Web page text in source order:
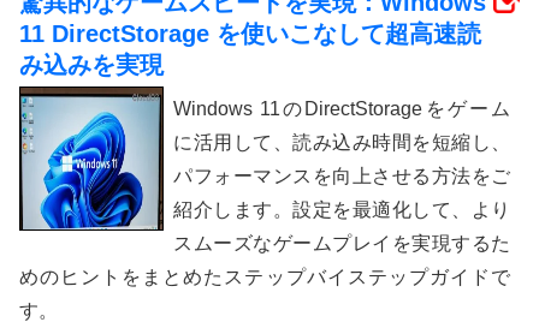
11 DirectStorage を使いこなして超高速読
み込みを実現
Windows 11のDirectStorageをゲーム
に活用して、読み込み時間を短縮し、
パフォーマンスを向上させる方法をご
紹介します。設定を最適化して、より
スムーズなゲームプレイを実現するた
めのヒントをまとめたステップバイステップガイドで
す。